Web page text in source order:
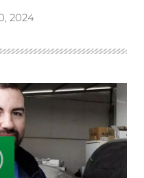
2024